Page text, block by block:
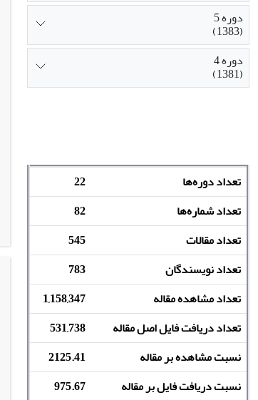
دوره 5
(1383)
دوره 4
(1381)
تعداد دوره‌ها
22
تعداد شماره‌ها
82
تعداد مقالات
545
تعداد نویسندگان
783
تعداد مشاهده مقاله
1,158,347
تعداد دریافت فایل اصل مقاله
531,738
نسبت مشاهده بر مقاله
2125.41
نسبت دریافت فایل بر مقاله
975.67